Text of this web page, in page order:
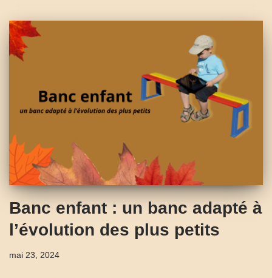
Banc enfant : un banc adapté à
l’évolution des plus petits
mai 23, 2024